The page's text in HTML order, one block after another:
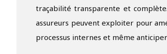
traçabilité transparente et
assureurs peuvent exploiter pour
processus internes et même